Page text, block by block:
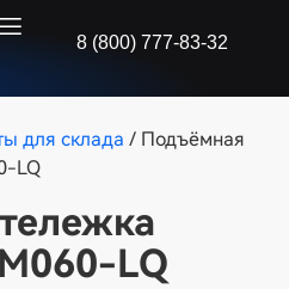
8 (800) 777-83-32
для склада / Подъёмная
LQ
LQ